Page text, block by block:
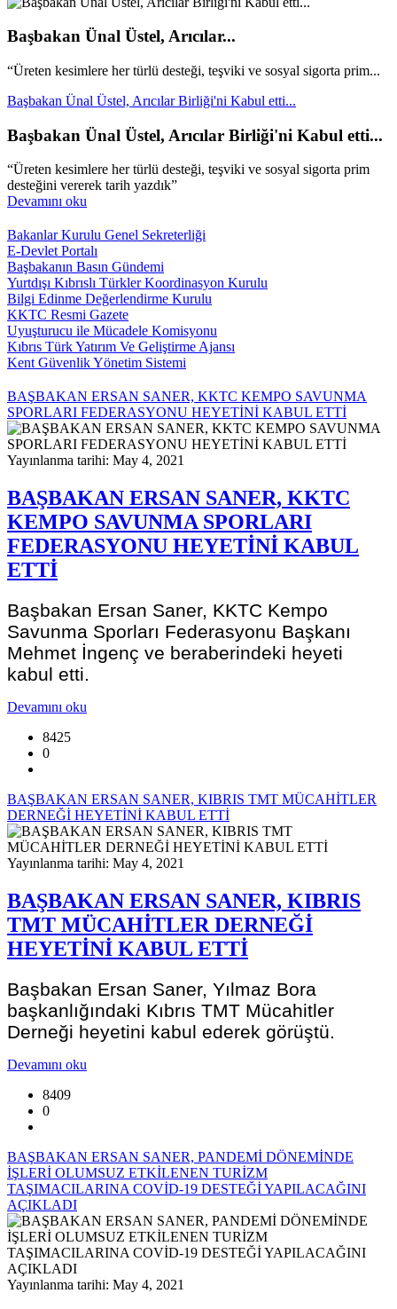
Başbakan Ünal Üstel, Arıcılar...
“Üreten kesimlere her türlü desteği, teşviki ve sosyal sigorta prim...
Başbakan Ünal Üstel, Arıcılar Birliği'ni Kabul etti...
Başbakan Ünal Üstel, Arıcılar Birliği'ni Kabul etti...
“Üreten kesimlere her türlü desteği, teşviki ve sosyal sigorta prim
desteğini vererek tarih yazdık”
Devamını oku
Bakanlar Kurulu Genel Sekreterliği
E-Devlet Portalı
Başbakanın Basın Gündemi
Yurtdışı Kıbrıslı Türkler Koordinasyon Kurulu
Bilgi Edinme Değerlendirme Kurulu
KKTC Resmi Gazete
Uyuşturucu ile Mücadele Komisyonu
Kıbrıs Türk Yatırım Ve Geliştirme Ajansı
Kent Güvenlik Yönetim Sistemi
BAŞBAKAN ERSAN SANER, KKTC KEMPO SAVUNMA
SPORLARI FEDERASYONU HEYETİNİ KABUL ETTİ
Yayınlanma tarihi: May 4, 2021
BAŞBAKAN ERSAN SANER, KKTC
KEMPO SAVUNMA SPORLARI
FEDERASYONU HEYETİNİ KABUL
ETTİ
Başbakan Ersan Saner, KKTC Kempo
Savunma Sporları Federasyonu Başkanı
Mehmet İngenç ve beraberindeki heyeti
kabul etti.
Devamını oku
8425
0
BAŞBAKAN ERSAN SANER, KIBRIS TMT MÜCAHİTLER
DERNEĞİ HEYETİNİ KABUL ETTİ
Yayınlanma tarihi: May 4, 2021
BAŞBAKAN ERSAN SANER, KIBRIS
TMT MÜCAHİTLER DERNEĞİ
HEYETİNİ KABUL ETTİ
Başbakan Ersan Saner, Yılmaz Bora
başkanlığındaki Kıbrıs TMT Mücahitler
Derneği heyetini kabul ederek görüştü.
Devamını oku
8409
0
BAŞBAKAN ERSAN SANER, PANDEMİ DÖNEMİNDE
İŞLERİ OLUMSUZ ETKİLENEN TURİZM
TAŞIMACILARINA COVİD-19 DESTEĞİ YAPILACAĞINI
AÇIKLADI
Yayınlanma tarihi: May 4, 2021